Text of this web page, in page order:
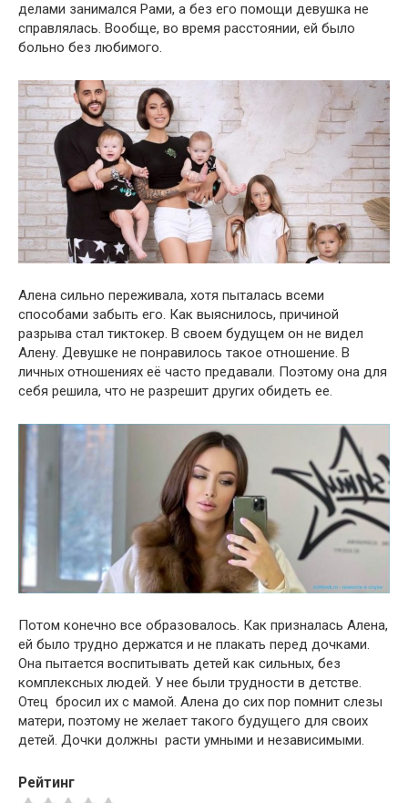
делами занимался Рами, а без его помощи девушка не
справлялась. Вообще, во время расстоянии, ей было
больно без любимого.
Алена сильно переживала, хотя пыталась всеми
способами забыть его. Как выяснилось, причиной
разрыва стал тиктокер. В своем будущем он не видел
Алену. Девушке не понравилось такое отношение. В
личных отношениях её часто предавали. Поэтому она для
себя решила, что не разрешит других обидеть ее.
Потом конечно все образовалось. Как призналась Алена,
ей было трудно держатся и не плакать перед дочками.
Она пытается воспитывать детей как сильных, без
комплексных людей. У нее были трудности в детстве.
Отец бросил их с мамой. Алена до сих пор помнит слезы
матери, поэтому не желает такого будущего для своих
детей. Дочки должны расти умными и независимыми.
Рейтинг